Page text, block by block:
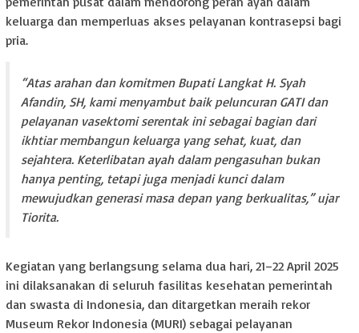
keluarga dan memperluas akses pelayanan kontrasepsi bagi
pria.
“Atas arahan dan komitmen Bupati Langkat H. Syah
Afandin, SH, kami menyambut baik peluncuran GATI dan
pelayanan vasektomi serentak ini sebagai bagian dari
ikhtiar membangun keluarga yang sehat, kuat, dan
sejahtera. Keterlibatan ayah dalam pengasuhan bukan
hanya penting, tetapi juga menjadi kunci dalam
mewujudkan generasi masa depan yang berkualitas,” ujar
Tiorita.
Kegiatan yang berlangsung selama dua hari, 21–22 April 2025
ini dilaksanakan di seluruh fasilitas kesehatan pemerintah
dan swasta di Indonesia, dan ditargetkan meraih rekor
Museum Rekor Indonesia (MURI) sebagai pelayanan